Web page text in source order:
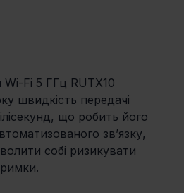
Wi-Fi 5 ГГц RUTX10
швидкість передачі
що робить його
зв’язку,
собі ризикувати